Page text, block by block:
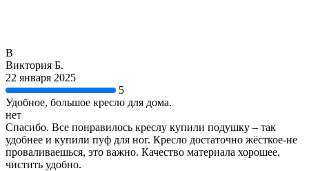
В
Виктория Б.
22 января 2025
5
Удобное, большое кресло для дома.
нет
Спасибо. Все понравилось креслу купили подушку – так
удобнее и купили пуф для ног. Кресло достаточно жёсткое-не
проваливаешься, это важно. Качество материала хорошее,
чистить удобно.